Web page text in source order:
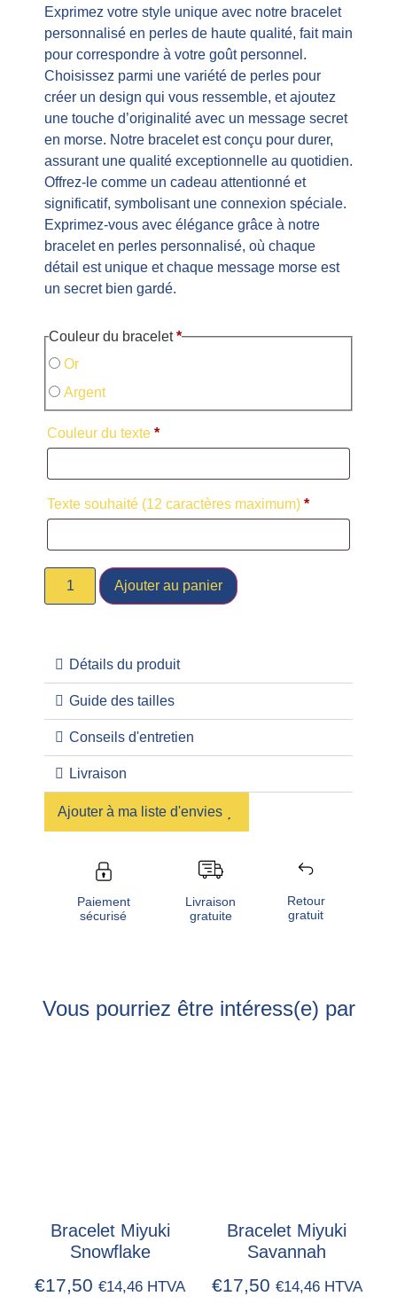
Exprimez votre style unique avec notre bracelet
personnalisé en perles de haute qualité, fait main
pour correspondre à votre goût personnel.
Choisissez parmi une variété de perles pour
créer un design qui vous ressemble, et ajoutez
une touche d’originalité avec un message secret
en morse. Notre bracelet est conçu pour durer,
assurant une qualité exceptionnelle au quotidien.
Offrez-le comme un cadeau attentionné et
significatif, symbolisant une connexion spéciale.
Exprimez-vous avec élégance grâce à notre
bracelet en perles personnalisé, où chaque
détail est unique et chaque message morse est
un secret bien gardé.
Couleur du bracelet*
Or
Argent
Couleur du texte *
Texte souhaité (12 caractères maximum) *
Ajouter au panier
Détails du produit
Guide des tailles
Conseils d'entretien
Livraison
Ajouter à ma liste d'envies
Paiement
sécurisé
Livraison
gratuite
Retour
gratuit
Vous pourriez être intéress(e) par
Bracelet Miyuki
Snowflake
€17,50 €14,46 HTVA
Bracelet Miyuki
Savannah
€17,50 €14,46HTVA